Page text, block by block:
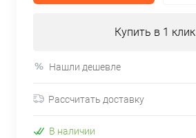
Купить в 1 клик
Нашли дешевле
Рассчитать доставку
В наличии